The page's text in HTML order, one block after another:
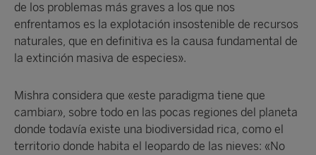
de los problemas más graves a los que nos
enfrentamos es la explotación insostenible de recursos
naturales, que en definitiva es la causa fundamental de
la extinción masiva de especies».
Mishra considera que «este paradigma tiene que
cambiar», sobre todo en las pocas regiones del planeta
donde todavía existe una biodiversidad rica, como el
territorio donde habita el leopardo de las nieves: «No